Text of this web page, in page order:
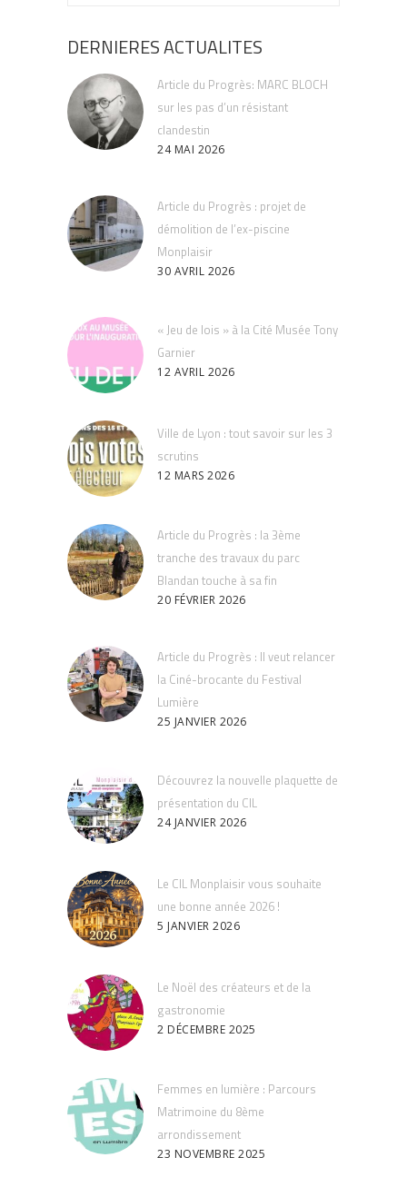
DERNIERES ACTUALITES
Article du Progrès: MARC BLOCH
sur les pas d’un résistant
clandestin
24 MAI 2026
Article du Progrès : projet de
démolition de l’ex-piscine
Monplaisir
30 AVRIL 2026
« Jeu de lois » à la Cité Musée Tony
Garnier
12 AVRIL 2026
Ville de Lyon : tout savoir sur les 3
scrutins
12 MARS 2026
Article du Progrès : la 3ème
tranche des travaux du parc
Blandan touche à sa fin
20 FÉVRIER 2026
Article du Progrès : Il veut relancer
la Ciné-brocante du Festival
Lumière
25 JANVIER 2026
Découvrez la nouvelle plaquette de
présentation du CIL
24 JANVIER 2026
Le CIL Monplaisir vous souhaite
une bonne année 2026 !
5 JANVIER 2026
Le Noël des créateurs et de la
gastronomie
2 DÉCEMBRE 2025
Femmes en lumière : Parcours
Matrimoine du 8ème
arrondissement
23 NOVEMBRE 2025